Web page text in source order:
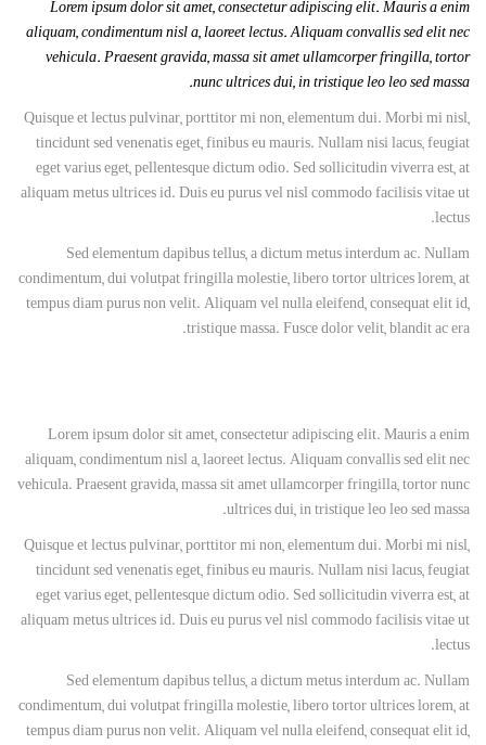
Lorem ipsum dolor sit amet, consectetur adipiscing elit. Mauris a enim
aliquam, condimentum nisl a, laoreet lectus. Aliquam convallis sed elit nec
vehicula. Praesent gravida, massa sit amet ullamcorper fringilla, tortor
nunc ultrices dui, in tristique leo leo sed massa.
Quisque et lectus pulvinar, porttitor mi non, elementum dui. Morbi mi nisl,
tincidunt sed venenatis eget, finibus eu mauris. Nullam nisi lacus, feugiat
eget varius eget, pellentesque dictum odio. Sed sollicitudin viverra est, at
aliquam metus ultrices id. Duis eu purus vel nisl commodo facilisis vitae ut
lectus.
Sed elementum dapibus tellus, a dictum metus interdum ac. Nullam
condimentum, dui volutpat fringilla molestie, libero tortor ultrices lorem, at
tempus diam purus non velit. Aliquam vel nulla eleifend, consequat elit id,
tristique massa. Fusce dolor velit, blandit ac era.
Lorem ipsum dolor sit amet, consectetur adipiscing elit. Mauris a enim
aliquam, condimentum nisl a, laoreet lectus. Aliquam convallis sed elit nec
vehicula. Praesent gravida, massa sit amet ullamcorper fringilla, tortor nunc
ultrices dui, in tristique leo leo sed massa.
Quisque et lectus pulvinar, porttitor mi non, elementum dui. Morbi mi nisl,
tincidunt sed venenatis eget, finibus eu mauris. Nullam nisi lacus, feugiat
eget varius eget, pellentesque dictum odio. Sed sollicitudin viverra est, at
aliquam metus ultrices id. Duis eu purus vel nisl commodo facilisis vitae ut
lectus.
Sed elementum dapibus tellus, a dictum metus interdum ac. Nullam
condimentum, dui volutpat fringilla molestie, libero tortor ultrices lorem, at
tempus diam purus non velit. Aliquam vel nulla eleifend, consequat elit id,